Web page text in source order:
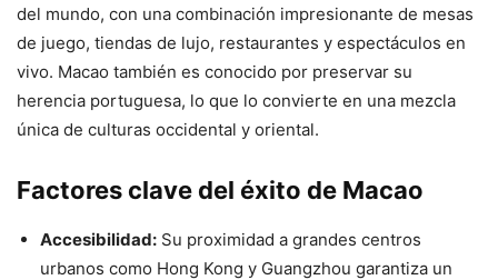
del mundo, con una combinación impresionante de mesas
de juego, tiendas de lujo, restaurantes y espectáculos en
vivo. Macao también es conocido por preservar su
herencia portuguesa, lo que lo convierte en una mezcla
única de culturas occidental y oriental.
Factores clave del éxito de Macao
Accesibilidad: Su proximidad a grandes centros
urbanos como Hong Kong y Guangzhou garantiza un